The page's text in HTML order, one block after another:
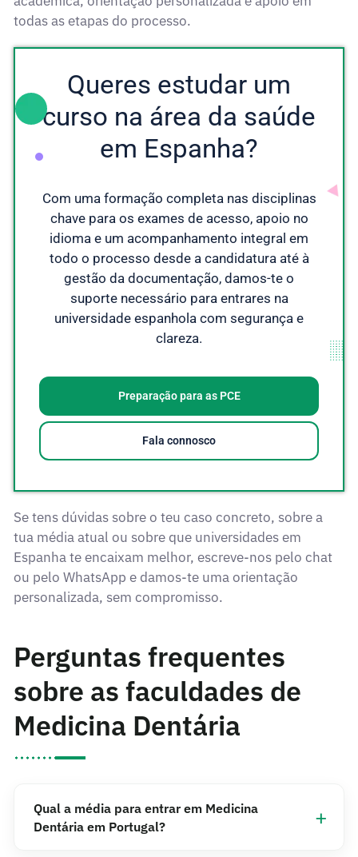
todas as etapas do processo.
Queres estudar um
curso na área da saúde
em Espanha?
Com uma formação completa nas disciplinas
chave para os exames de acesso, apoio no
idioma e um acompanhamento integral em
todo o processo desde a candidatura até à
gestão da documentação, damos-te o
suporte necessário para entrares na
universidade espanhola com segurança e
clareza.
Preparação para as PCE
Fala connosco
Se tens dúvidas sobre o teu caso concreto, sobre a
tua média atual ou sobre que universidades em
Espanha te encaixam melhor, escreve-nos pelo chat
ou pelo WhatsApp e damos-te uma orientação
personalizada, sem compromisso.
Perguntas frequentes
sobre as faculdades de
Medicina Dentária
Qual a média para entrar em Medicina
Dentária em Portugal?